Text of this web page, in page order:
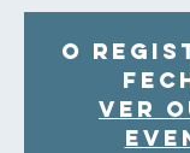
O
Ver